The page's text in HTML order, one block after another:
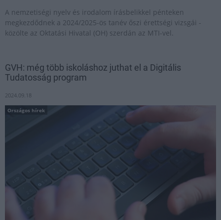
A nemzetiségi nyelv és irodalom írásbelikkel pénteken
megkezdődnek a 2024/2025-ös tanév őszi érettségi vizsgái -
közölte az Oktatási Hivatal (OH) szerdán az MTI-vel.
GVH: még több iskoláshoz juthat el a Digitális
Tudatosság program
2024.09.18
Országos hírek